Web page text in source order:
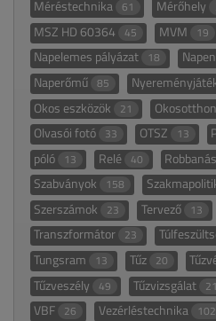
Méréstechnika 61 Mérőhely
MSZ HD 60364 45 MVM 19
Napelemes pályázat 18
Naperőmű 85
Okos eszközök 21 Okosotthon
Olvasói fotó 33 OTSZ 13
póló 13 Relé 40
Szabványok 158
Szerszámok 23 Tervező 13
Transzformátor 23
Tungsram 13 Tűz 20
Tűzveszély 49 Tűzvizsgálat 21
VBF 26 Vezérléstechnika 102